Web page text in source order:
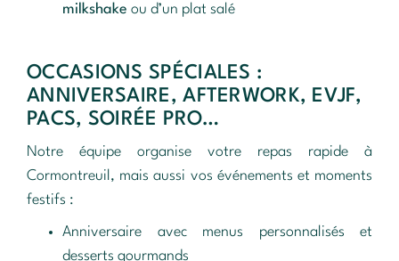
milkshake ou d’un plat salé
OCCASIONS SPÉCIALES :
ANNIVERSAIRE, AFTERWORK, EVJF,
PACS, SOIRÉE PRO…
Notre équipe organise votre repas rapide à
Cormontreuil, mais aussi vos événements et moments
festifs :
Anniversaire avec menus personnalisés et
desserts gourmands